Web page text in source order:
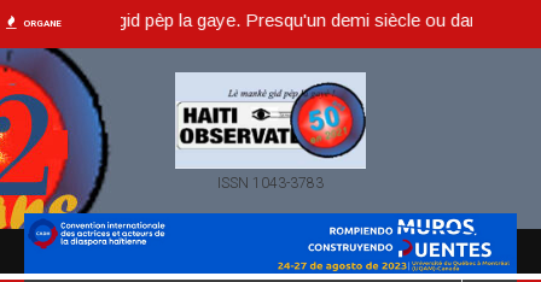
ORGANE
manke gid pèp la gaye. Presqu'un demi siècle ou dans un an
ISSN 1043-3783